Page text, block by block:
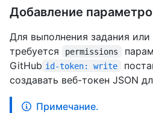
Добавление
Для выполнения задания или
требуется
permissions
GitHub id-token: write
создавать веб-токен JSON
Примечание.